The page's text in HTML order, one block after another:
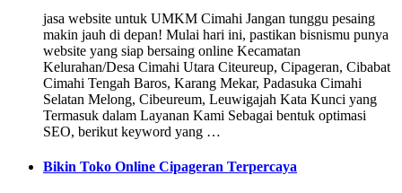
jasa website untuk UMKM Cimahi Jangan tunggu pesaing
makin jauh di depan! Mulai hari ini, pastikan bisnismu punya
website yang siap bersaing online Kecamatan
Kelurahan/Desa Cimahi Utara Citeureup, Cipageran, Cibabat
Cimahi Tengah Baros, Karang Mekar, Padasuka Cimahi
Selatan Melong, Cibeureum, Leuwigajah Kata Kunci yang
Termasuk dalam Layanan Kami Sebagai bentuk optimasi
SEO, berikut keyword yang …
Bikin Toko Online Cipageran Terpercaya